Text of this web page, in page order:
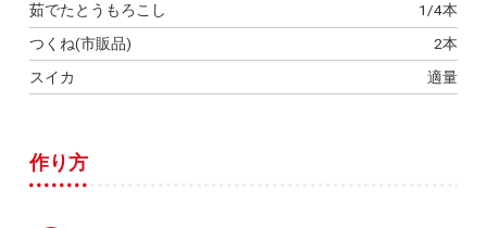
茹でたとうもろこし
1/4本
つくね(市販品)
2本
スイカ
適量
作り方